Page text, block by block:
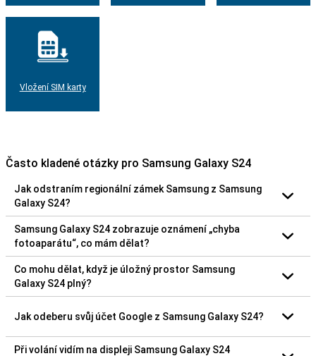
Vložení SIM karty
Často kladené otázky pro Samsung Galaxy S24
Jak odstraním regionální zámek Samsung z Samsung
Galaxy S24?
Samsung Galaxy S24 zobrazuje oznámení „chyba
fotoaparátu“, co mám dělat?
Co mohu dělat, když je úložný prostor Samsung
Galaxy S24 plný?
Jak odeberu svůj účet Google z Samsung Galaxy S24?
Při volání vidím na displeji Samsung Galaxy S24